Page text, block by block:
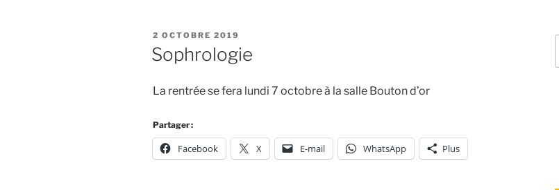
PUBLIÉ
LE
2 OCTOBRE 2019
Sophrologie
La rentrée se fera lundi 7 octobre à la salle Bouton d’or
Partager :
Facebook X E-mail WhatsApp Plus
: